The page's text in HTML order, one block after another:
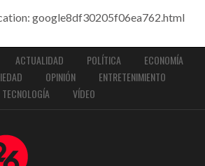
google8df30205f06ea762.html
ACTUALIDAD POLÍTICA
ECONOMÍA
OPINIÓN
ENTRETENIMIENTO
TECNOLOGÍA
VÍDEO